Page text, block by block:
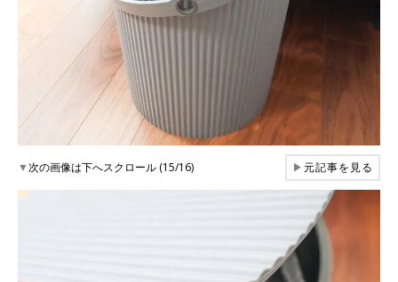
▼次の画像は下へスクロール (15/16) ▶元記事を見る